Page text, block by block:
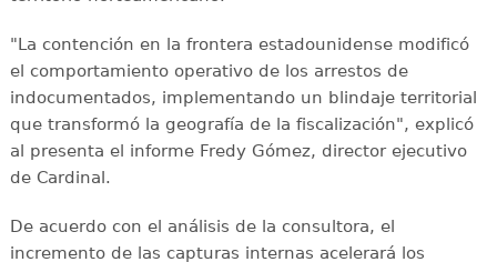
"La contención en la frontera estadounidense modificó
el comportamiento operativo de los arrestos de
indocumentados, implementando un blindaje territorial
que transformó la geografía de la fiscalización", explicó
al presenta el informe Fredy Gómez, director ejecutivo
de Cardinal.
De acuerdo con el análisis de la consultora, el
incremento de las capturas internas acelerará los